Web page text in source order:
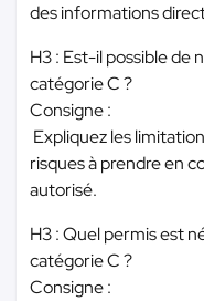
des informations
H3 : Est-il possible de
catégorie C ?
Consigne :
Expliquez les
risques à prendre en
autorisé.
H3 : Quel permis est
catégorie C ?
Consigne :